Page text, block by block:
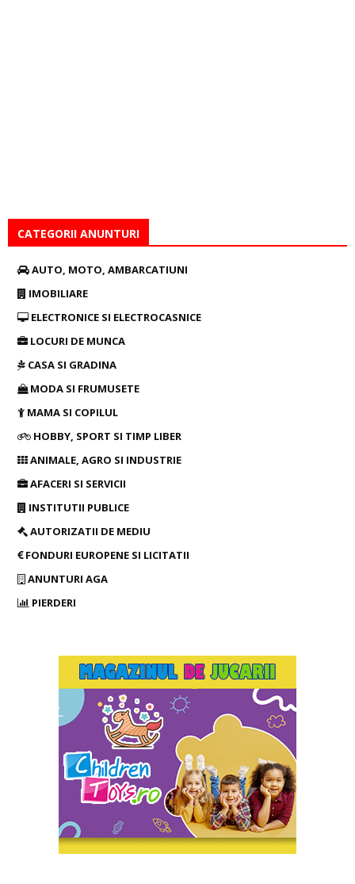
CATEGORII ANUNTURI
AUTO, MOTO, AMBARCATIUNI
IMOBILIARE
ELECTRONICE SI ELECTROCASNICE
LOCURI DE MUNCA
CASA SI GRADINA
MODA SI FRUMUSETE
MAMA SI COPILUL
HOBBY, SPORT SI TIMP LIBER
ANIMALE, AGRO SI INDUSTRIE
AFACERI SI SERVICII
INSTITUTII PUBLICE
AUTORIZATII DE MEDIU
FONDURI EUROPENE SI LICITATII
ANUNTURI AGA
PIERDERI